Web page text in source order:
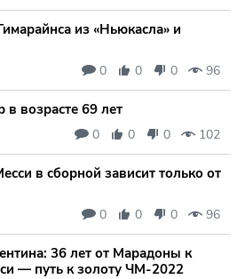
из «Ньюкасла» и
0 0 0 96
возрасте 69 лет
0 0 0 102
в сборной зависит только от
0 0 0 96
36 лет от Марадоны к
— путь к золоту ЧМ‑2022